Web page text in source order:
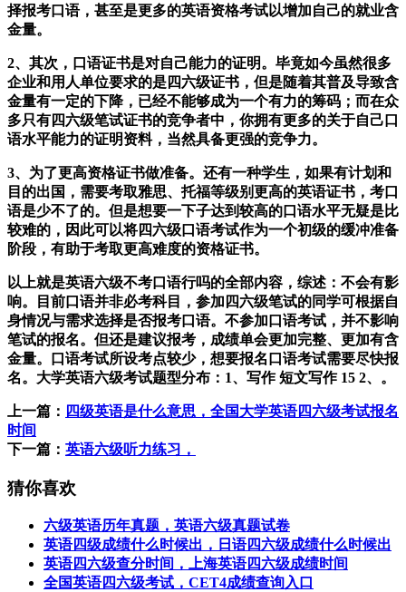
择报考口语，甚至是更多的英语资格考试以增加自己的就业含
金量。
2、其次，口语证书是对自己能力的证明。毕竟如今虽然很多
企业和用人单位要求的是四六级证书，但是随着其普及导致含
金量有一定的下降，已经不能够成为一个有力的筹码；而在众
多只有四六级笔试证书的竞争者中，你拥有更多的关于自己口
语水平能力的证明资料，当然具备更强的竞争力。
3、为了更高资格证书做准备。还有一种学生，如果有计划和
目的出国，需要考取雅思、托福等级别更高的英语证书，考口
语是少不了的。但是想要一下子达到较高的口语水平无疑是比
较难的，因此可以将四六级口语考试作为一个初级的缓冲准备
阶段，有助于考取更高难度的资格证书。
以上就是英语六级不考口语行吗的全部内容，综述：不会有影
响。目前口语并非必考科目，参加四六级笔试的同学可根据自
身情况与需求选择是否报考口语。不参加口语考试，并不影响
笔试的报名。但还是建议报考，成绩单会更加完整、更加有含
金量。口语考试所设考点较少，想要报名口语考试需要尽快报
名。大学英语六级考试题型分布：1、写作 短文写作 15 2、。
上一篇： 四级英语是什么意思，全国大学英语四六级考试报名
时间
下一篇： 英语六级听力练习，
猜你喜欢
六级英语历年真题，英语六级真题试卷
英语四级成绩什么时候出，日语四六级成绩什么时候出
英语四六级查分时间，上海英语四六级成绩时间
全国英语四六级考试，CET4成绩查询入口